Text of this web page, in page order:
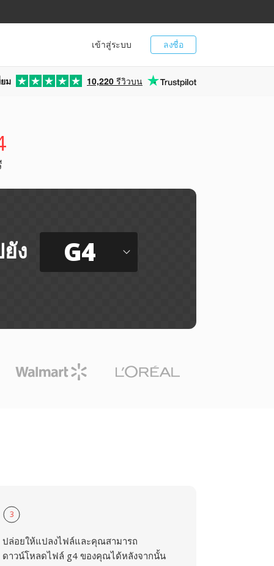
ลงชื่อ
เข้าสู่ระบบ
ม 10,220 รีวิวบน
ง G4
3
ปล่อยให้แปลงไฟล์และคุณสามารถ
ดาวน์โหลดไฟล์ g4 ของคุณได้หลังจากนั้น